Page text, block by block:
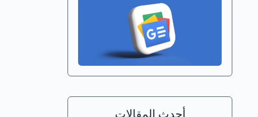
أحدث المقالات